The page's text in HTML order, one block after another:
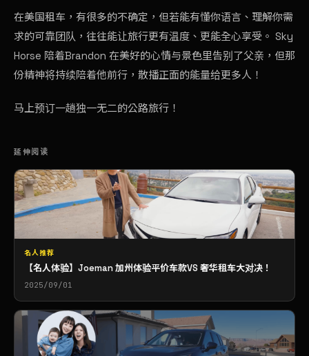
在美国租车，有很多的不确定，但若能有懂你语言、理解你需
求的可靠团队，往往能让旅行更有温度、更能全心享受。 Sky
Horse 陪着Brandon 在美好的心情与景色里告别了父亲，但那
份精神将持续陪着他前行，散播正面的能量给更多人！
马上预订一趟独一无二的公路旅行！
延伸阅读
名人推荐
【名人体验】Joeman 加州体验平价车款VS 奢华租车大对决！
2025/09/01